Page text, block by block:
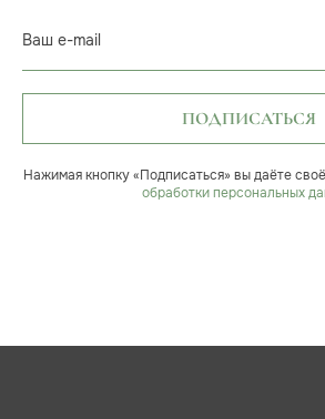
Ваш e-mail
ПОДПИСАТЬСЯ
Нажимая кнопку «Подписаться» вы даёте
обработки персональных